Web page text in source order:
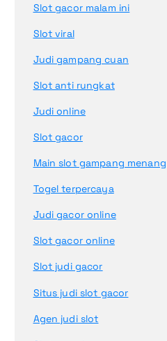
Slot gacor malam ini
Slot viral
Judi gampang cuan
Slot anti rungkat
Judi online
Slot gacor
Main slot gampang menang
Togel terpercaya
Judi gacor online
Slot gacor online
Slot judi gacor
Situs judi slot gacor
Agen judi slot